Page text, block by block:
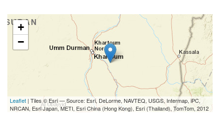
+
−
Leaflet | Tiles © Esri — Source: Esri, DeLorme, NAVTEQ, USGS, Intermap, iPC,
NRCAN, Esri Japan, METI, Esri China (Hong Kong), Esri (Thailand), TomTom, 2012